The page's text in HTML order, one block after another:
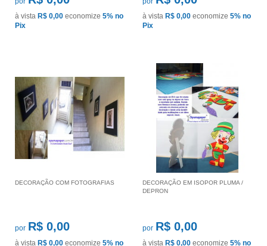
à vista R$ 0,00 economize 5% no
Pix
à vista R$ 0,00 economize 5% no
Pix
DECORAÇÃO COM FOTOGRAFIAS
por R$ 0,00
à vista R$ 0,00 economize 5% no
DECORAÇÃO EM ISOPOR PLUMA /
DEPRON
por R$ 0,00
à vista R$ 0,00 economize 5% no